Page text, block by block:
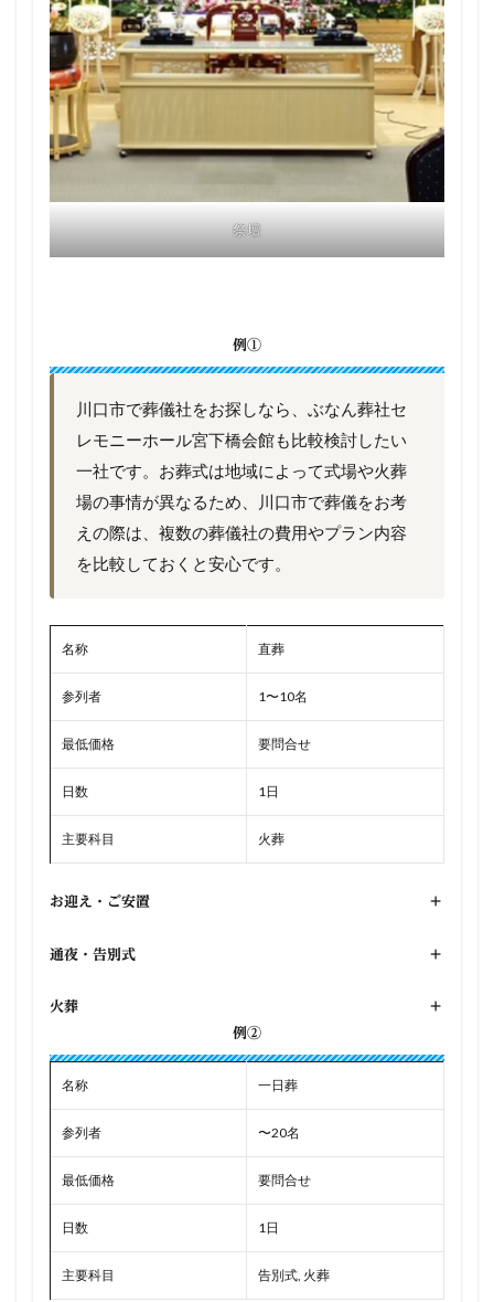
祭壇
例①
川口市で葬儀社をお探しなら、ぶなん葬社セ
レモニーホール宮下橋会館も比較検討したい
一社です。お葬式は地域によって式場や火葬
場の事情が異なるため、川口市で葬儀をお考
えの際は、複数の葬儀社の費用やプラン内容
を比較しておくと安心です。
名称 直葬
参列者 1〜10名
最低価格 要問合せ
日数 1日
主要科目 火葬
お迎え・ご安置 +
通夜・告別式 +
火葬
+
例②
名称 一日葬
参列者 〜20名
最低価格 要問合せ
日数 1日
主要科目 告別式, 火葬